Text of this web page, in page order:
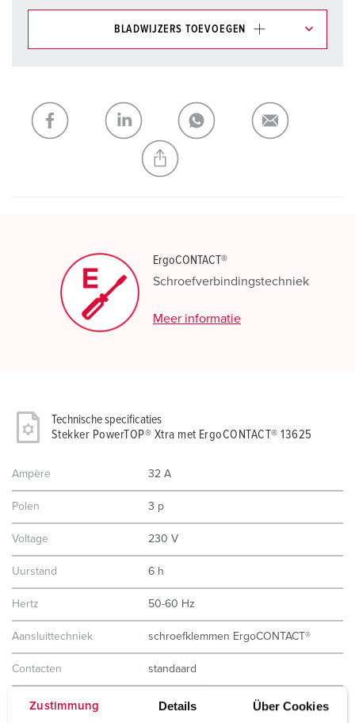
Zustimmung Details Über Cookies
BLADWIJZERS TOEVOEGEN
Mijn lijst TOEVOEGEN
NIEUW LIJST MAKEN
ErgoCONTACT®
Schroefverbindingstechniek
Meer informatie
Technische specificaties
Stekker PowerTOP® Xtra met ErgoCONTACT® 13625
Ampère 32 A
Polen 3 p
Voltage 230 V
Uurstand 6 h
Hertz 50-60 Hz
Aansluittechniek schroefklemmen ErgoCONTACT®
Contacten standaard
Beschermingsgraad IP67 / IP69